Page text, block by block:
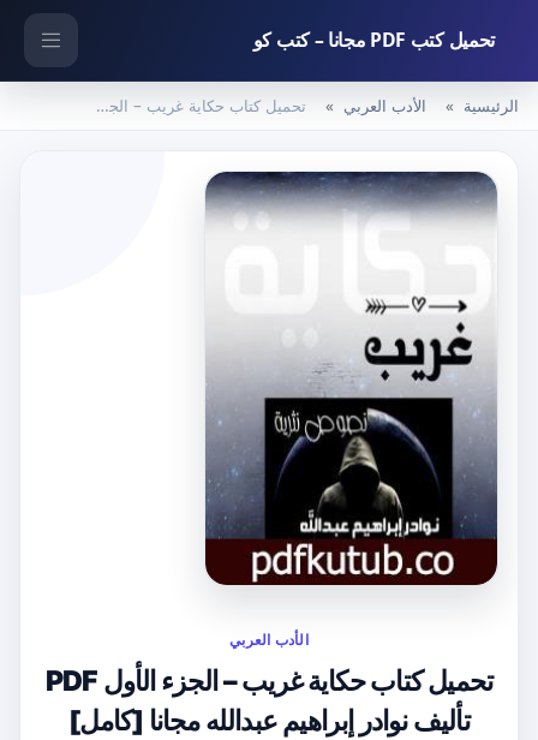
تحميل كتب PDF مجانا – كتب كو
الرئيسية الأدب العربي تحميل كتاب حكاية غريب – الجزء الأول PDF تأليف نوادر إبراهيم عبدالله مجانا [كامل]
الأدب العربي
تحميل كتاب حكاية غريب – الجزء الأول PDF
تأليف نوادر إبراهيم عبدالله مجانا [كامل]